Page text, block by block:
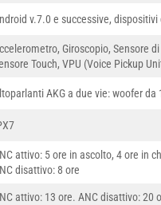
v.7.0 e successive,
Giroscopio, Sensore
Touch, VPU (Voice Pickup
AKG a due vie: woofer
attivo: 5 ore in ascolto, 4 ore in
disattivo: 8 ore
attivo: 13 ore. ANC disattivo: 20